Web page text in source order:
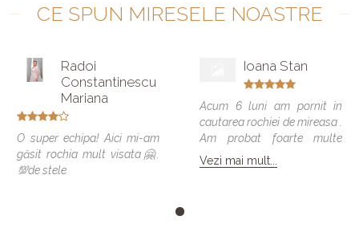
CE SPUN MIRESELE NOASTRE
Radoi
Constantinescu
Mariana
O super echipa! Aici mi-am
găsit rochia mult visata🤗.
💯de stele
Ioana Stan
Acum 6 luni am pornit in
cautarea rochiei de mireasa .
Am probat foarte multe
modele si vreau sa spun ca
toate veneau bine , dar
Vezi mai mult...